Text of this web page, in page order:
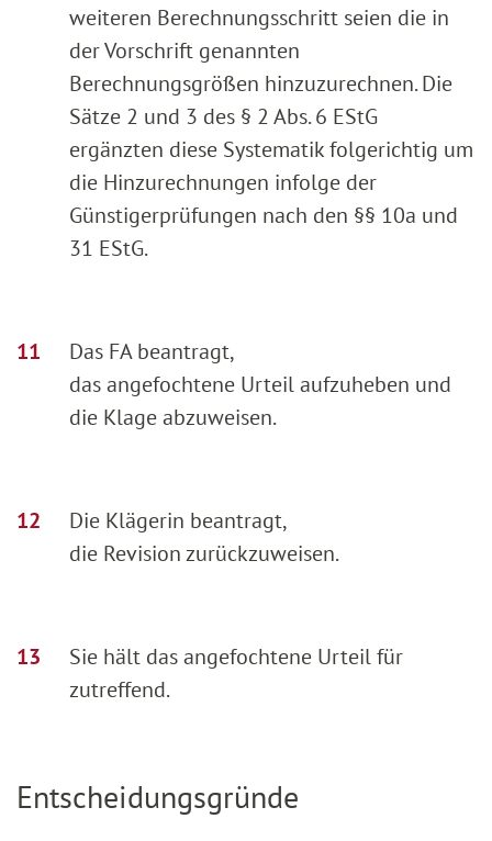
weiteren Berechnungsschritt seien die in
der Vorschrift genannten
Berechnungsgrößen hinzuzurechnen. Die
Sätze 2 und 3 des § 2 Abs. 6 EStG
ergänzten diese Systematik folgerichtig um
die Hinzurechnungen infolge der
Günstigerprüfungen nach den §§ 10a und
31 EStG.
Das FA beantragt,
das angefochtene Urteil aufzuheben und
die Klage abzuweisen.
Die Klägerin beantragt,
die Revision zurückzuweisen.
Sie hält das angefochtene Urteil für
zutreffend.
Entscheidungsgründe